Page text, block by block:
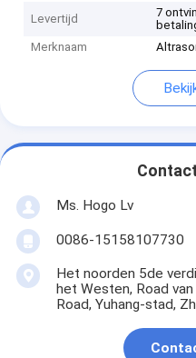
Levertijd
7
Merknaam
Ms. Hogo Lv
0086-15158107730
Het noorden 5de
het Westen, Road
Road, Yuhang-stad,